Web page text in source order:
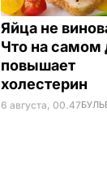
Яйца не
Что на самом
повышает
холестерин
6 августа, 00.47